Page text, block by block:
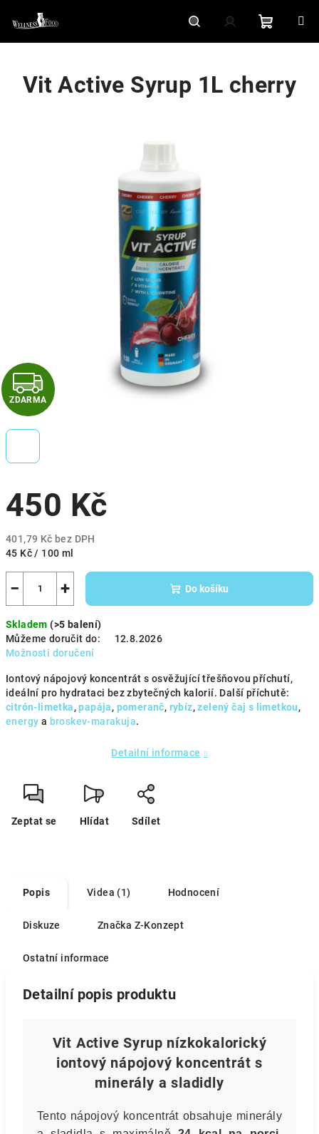
HledatPřihlášeníNákupní
košík
450 Kč
401,79 Kč bez DPH
Měrná
45 Kč / 100 ml
+
− Do košíku
Skladem(>5 balení)
Můžeme doručit do:
12.8.2026
Možnosti doručení
Iontový nápojový koncentrát s osvěžující třešňovou příchutí,
ideální pro hydrataci bez zbytečných kalorií. Další příchutě:
citrón-limetka,papája, pomeranč, rybíz,zelený čaj s limetkou,
energy a broskev-marakuja.
Detailní informace
Zeptat se Hlídat Sdílet
Vit Active Syrup 1L cherry
Z
D
M
A
ZDARMA
Popis Videa (1) Hodnocení
Diskuze Značka Z-Konzept
Ostatní informace
Detailní popis produktu
Vit Active Syrup nízkokalorický
iontový nápojový koncentrát s
minerály a sladidly
Tento nápojový koncentrát obsahuje minerály